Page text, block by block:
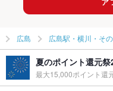
広島 広島駅・横川・そ
夏のポイント還元
最大15,000ポイント還